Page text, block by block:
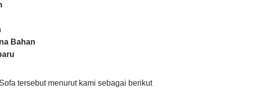
Bahan
tersebut menurut kami sebagai berikut